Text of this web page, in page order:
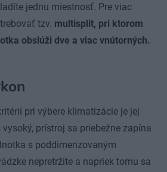
jednu miestnosť. Pre viac
tzv. multisplit, pri ktorom
obslúži dve a viac vnútorných.
pri výbere klimatizácie je jej
prístroj sa priebežne zapína
s poddimenzovaným
nepretržite a napriek tomu sa